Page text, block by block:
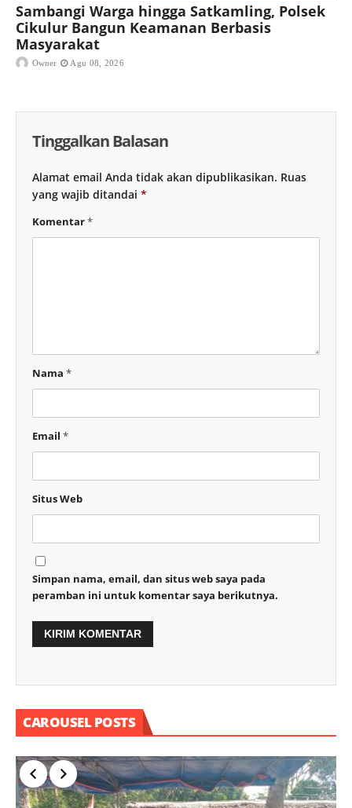
Sambangi Warga hingga Satkamling, Polsek
Cikulur Bangun Keamanan Berbasis
Masyarakat
Owner Agu 08, 2026
Tinggalkan Balasan
Alamat email Anda tidak akan dipublikasikan. Ruas
yang wajib ditandai *
Komentar*
Nama *
Email *
Situs Web
Simpan nama, email, dan situs web saya pada
peramban ini untuk komentar saya berikutnya.
CAROUSEL POSTS